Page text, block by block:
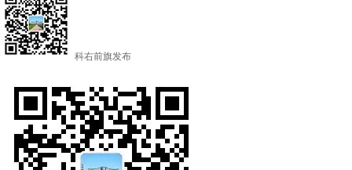
科右前旗发布